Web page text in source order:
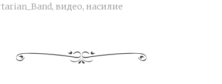
, видео, насилие